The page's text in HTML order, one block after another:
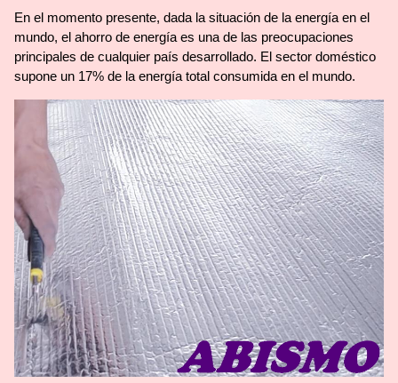
En el momento presente, dada la situación de la energía en el
mundo, el ahorro de energía es una de las preocupaciones
principales de cualquier país desarrollado. El sector doméstico
supone un 17% de la energía total consumida en el mundo.